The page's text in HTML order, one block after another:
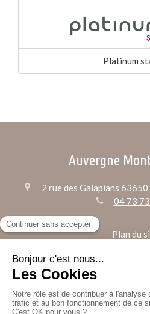
Platinum
Auvergne
2 rue des Galapians 63650
04 73
Plan du
©2024 Auvergne Monte